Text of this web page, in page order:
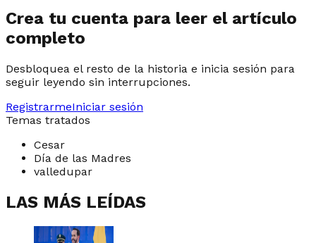
Crea tu cuenta para leer el artículo
completo
Desbloquea el resto de la historia e inicia sesión para
seguir leyendo sin interrupciones.
RegistrarmeIniciar sesión
Temas tratados
Cesar
Día de las Madres
valledupar
LAS MÁS LEÍDAS